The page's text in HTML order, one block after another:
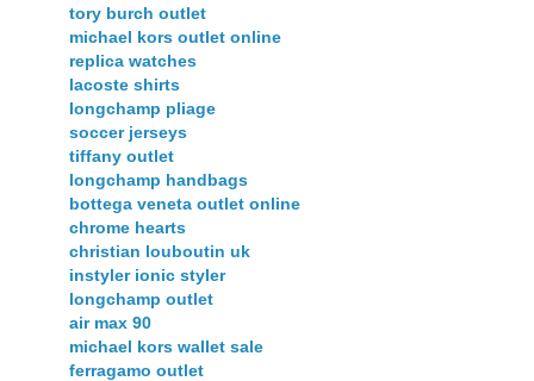
tory burch outlet
michael kors outlet online
replica watches
lacoste shirts
longchamp pliage
soccer jerseys
tiffany outlet
longchamp handbags
bottega veneta outlet online
chrome hearts
christian louboutin uk
instyler ionic styler
longchamp outlet
air max 90
michael kors wallet sale
ferragamo outlet